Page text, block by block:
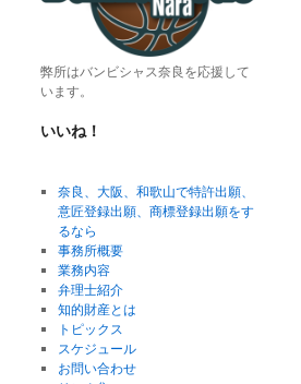
弊所はバンビシャス奈良を応援して
います。
いいね！
奈良、大阪、和歌山で特許出願、
意匠登録出願、商標登録出願をす
るなら
事務所概要
業務内容
弁理士紹介
知的財産とは
トピックス
スケジュール
お問い合わせ